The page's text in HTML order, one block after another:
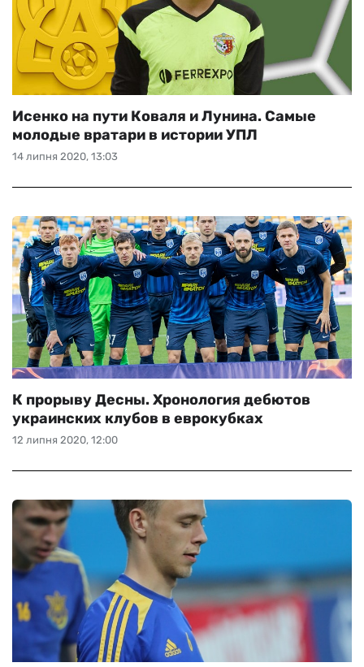
14 липня 2020, 13:03
Исенко на пути Коваля и Лунина. Самые
молодые вратари в истории УПЛ
12 липня 2020, 12:00
К прорыву Десны. Хронология дебютов
украинских клубов в еврокубках